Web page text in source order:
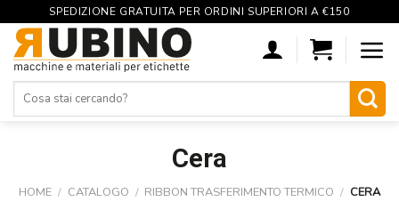
SPEDIZIONE GRATUITA PER ORDINI SUPERIORI A €150
Skip
content
Cera
HOME / CATALOGO / RIBBON TRASFERIMENTO TERMICO / CERA